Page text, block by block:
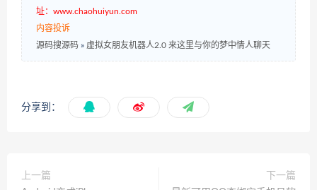
址：www.chaohuiyun.com
内容投诉
源码搜源码 » 虚拟女朋友机器人2.0 来这里与你的梦中情人聊天
分享到：
上一篇
下一篇